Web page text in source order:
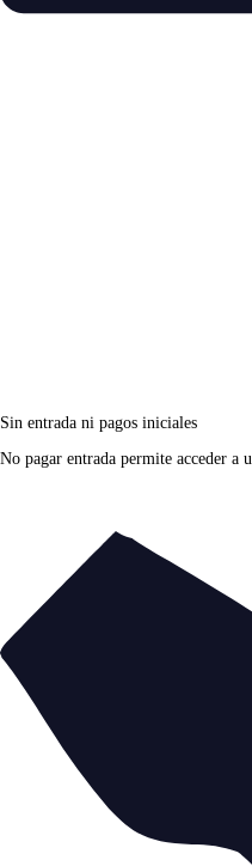
Sin entrada ni pagos iniciales
No pagar entrada permite acceder a